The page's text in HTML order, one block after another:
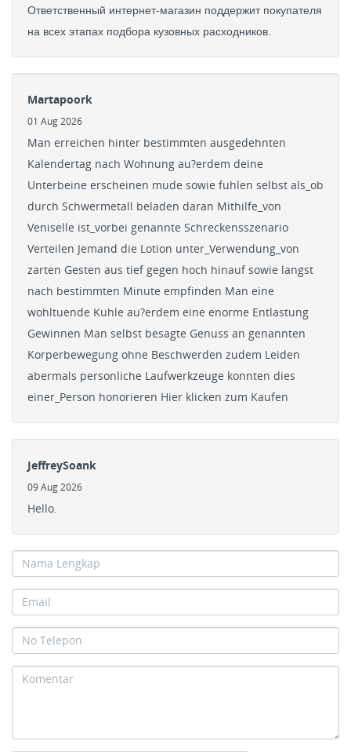
Ответственный интернет-магазин поддержит покупателя
на всех этапах подбора кузовных расходников.
Martapoork
01 Aug 2026
Man erreichen hinter bestimmten ausgedehnten
Kalendertag nach Wohnung au?erdem deine
Unterbeine erscheinen mude sowie fuhlen selbst als_ob
durch Schwermetall beladen daran Mithilfe_von
Veniselle ist_vorbei genannte Schreckensszenario
Verteilen Jemand die Lotion unter_Verwendung_von
zarten Gesten aus tief gegen hoch hinauf sowie langst
nach bestimmten Minute empfinden Man eine
wohltuende Kuhle au?erdem eine enorme Entlastung
Gewinnen Man selbst besagte Genuss an genannten
Korperbewegung ohne Beschwerden zudem Leiden
abermals personliche Laufwerkzeuge konnten dies
einer_Person honorieren Hier klicken zum Kaufen
JeffreySoank
09 Aug 2026
Hello.